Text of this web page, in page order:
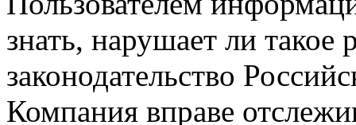
знать, нарушает ли
законодательство
Компания вправе